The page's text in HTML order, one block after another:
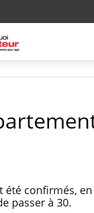
confirmés,
passer à 30.